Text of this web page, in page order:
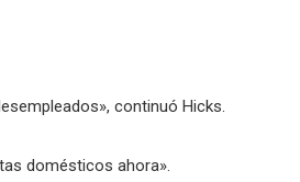
continuó Hicks.
domésticos ahora».